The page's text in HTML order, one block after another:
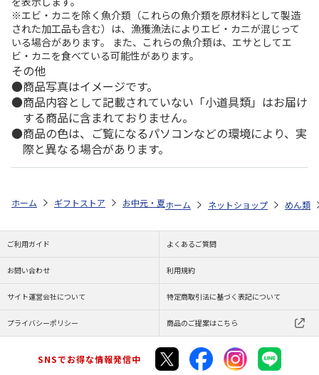
※エビ・カニを除く魚介類（これらの魚介類を原材料として製造
された加工品も含む）は、漁獲漁法によりエビ・カニが混じって
いる場合があります。 また、これらの魚介類は、エサとしてエ
ビ・カニを食べている可能性があります。
その他
商品写真はイメージです。
商品内容として記載されていない「小道具類」はお届け
する商品に含まれておりません。
商品の色は、ご覧になるパソコンなどの環境により、実
際と異なる場合があります。
ホーム ギフトストア お中元・夏ギフト特集 2026 ゆうゆうギフト
ホーム ネットショップ めん類
ご利用ガイド よくあるご質問
お問い合わせ 利用規約
サイト運営会社について 特定商取引法に基づく表記について
プライバシーポリシー 商品のご提案はこちら
SNSでお得な情報発信中